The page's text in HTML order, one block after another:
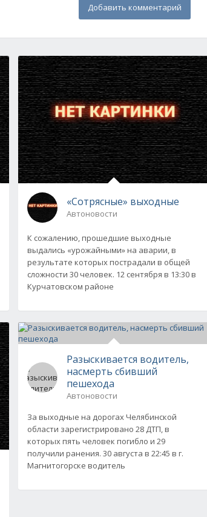
Добавить комментарий
«Сотрясные» выходные
Автоновости
К сожалению, прошедшие выходные
выдались «урожайными» на аварии, в
результате которых пострадали в общей
сложности 30 человек. 12 сентября в 13:30 в
Курчатовском районе
Разыскивается водитель,
насмерть сбивший
пешехода
Автоновости
За выходные на дорогах Челябинской
области зарегистрировано 28 ДТП, в
которых пять человек погибло и 29
получили ранения. 30 августа в 22:45 в г.
Магнитогорске водитель